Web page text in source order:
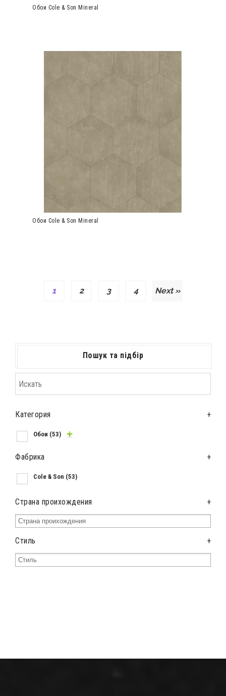
Обои Cole & Son Mineral
Обои Cole & Son Mineral
1 2 3 4 Next »
Пошук та підбір
Категория +
Обои (53)
Фабрика +
Cole & Son (53)
Страна проихождения +
Стиль +